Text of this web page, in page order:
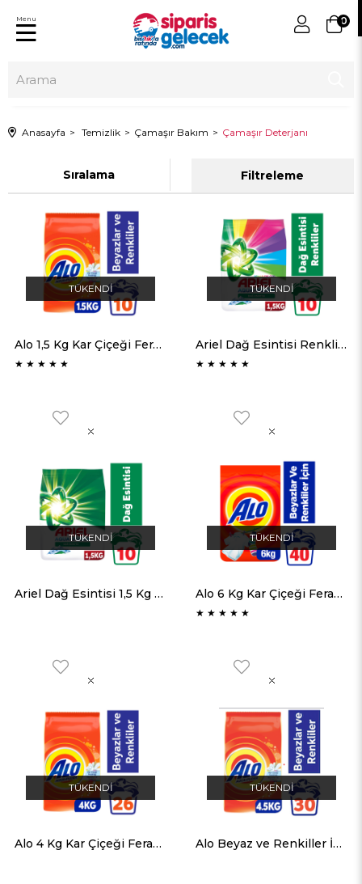
0
Menu
Anasayfa Temizlik Çamaşır Bakım Çamaşır Deterjanı
Filtreleme
Sıralama
TÜKENDI
Alo 1,5 Kg Kar Çiçeği Ferahlığı Beyazlar ve Renkliler Aquapudra Toz Deterjan
★ ★ ★ ★ ★
TÜKENDI
Ariel Dağ Esintisi Renklilere Özel 1,5 kg AquaPudra Toz Çamaşır Deterjanı
★ ★ ★ ★ ★
TÜKENDI
Ariel Dağ Esintisi 1,5 Kg AquaPudra Toz Çamaşır Deterjanı
TÜKENDI
Alo 6 Kg Kar Çiçeği Ferahlığı Beyazlar ve Renkliler Aquapudra Toz Deterjan
★ ★ ★ ★ ★
TÜKENDI
Alo 4 Kg Kar Çiçeği Ferahlığı Beyazlar ve Renkliler Aquapudra Toz Deterjan
TÜKENDI
Alo Beyaz ve Renkiller İçin 4,5 Kg Toz Deterjan